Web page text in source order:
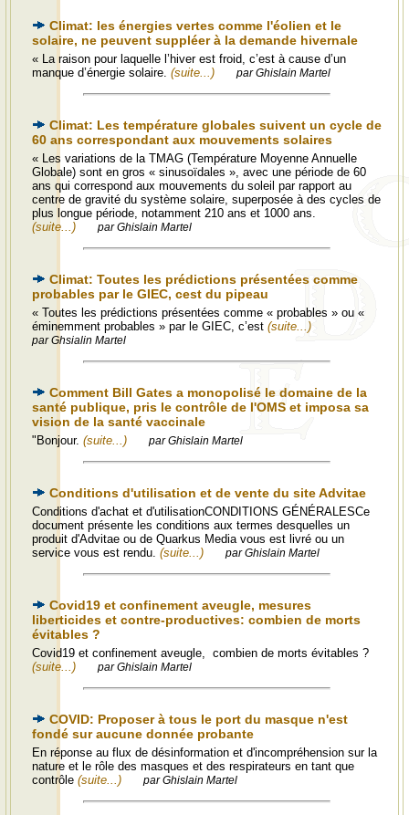
Climat: les énergies vertes comme l'éolien et le
solaire, ne peuvent suppléer à la demande hivernale
« La raison pour laquelle l’hiver est froid, c’est à cause d’un
manque d’énergie solaire. (suite...) par Ghislain Martel
Climat: Les température globales suivent un cycle de
60 ans correspondant aux mouvements solaires
« Les variations de la TMAG (Température Moyenne Annuelle
Globale) sont en gros « sinusoïdales », avec une période de 60
ans qui correspond aux mouvements du soleil par rapport au
centre de gravité du système solaire, superposée à des cycles de
plus longue période, notamment 210 ans et 1000 ans.
(suite...)
par Ghislain Martel
Climat: Toutes les prédictions présentées comme
probables par le GIEC, cest du pipeau
« Toutes les prédictions présentées comme « probables » ou «
éminemment probables » par le GIEC, c’est (suite...)
par Ghsialin Martel
Comment Bill Gates a monopolisé le domaine de la
santé publique, pris le contrôle de l'OMS et imposa sa
vision de la santé vaccinale
"Bonjour. (suite...) par Ghislain Martel
Conditions d'utilisation et de vente du site Advitae
Conditions d'achat et d'utilisationCONDITIONS GÉNÉRALESCe
document présente les conditions aux termes desquelles un
produit d'Advitae ou de Quarkus Media vous est livré ou un
service vous est rendu. (suite...) par Ghislain Martel
Covid19 et confinement aveugle, mesures
liberticides et contre-productives: combien de morts
évitables ?
Covid19 et confinement aveugle, combien de morts évitables ?
(suite...)
par Ghislain Martel
COVID: Proposer à tous le port du masque n'est
fondé sur aucune donnée probante
En réponse au flux de désinformation et d'incompréhension sur la
nature et le rôle des masques et des respirateurs en tant que
contrôle (suite...) par Ghislain Martel